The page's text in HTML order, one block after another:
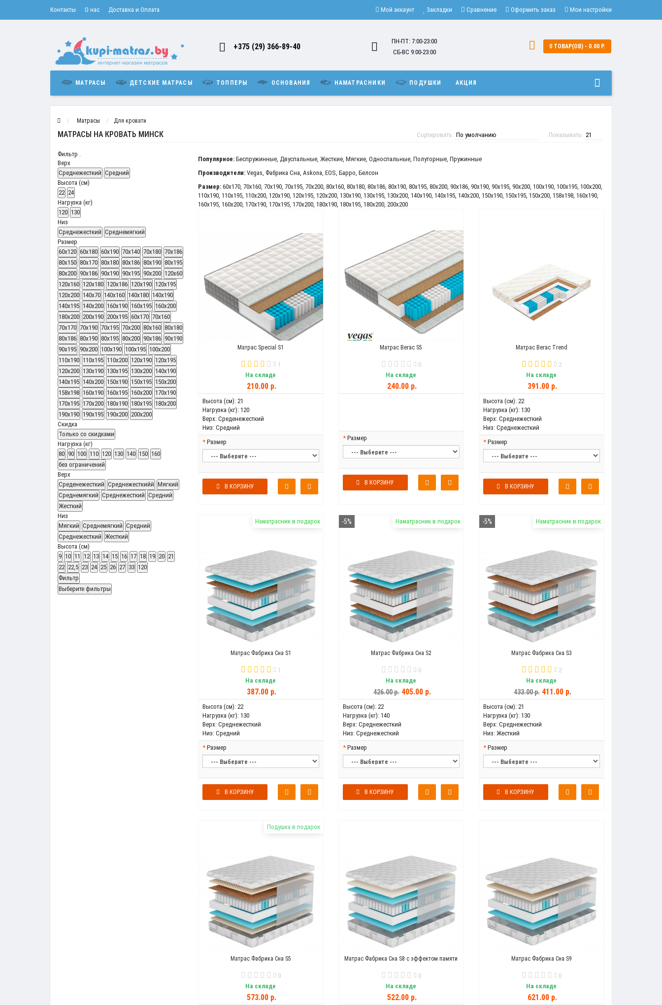
Контакты О нас Доставка и Оплата Мой аккаунт Закладки Сравнение Оформить заказ Мои настройки
+375 (29) 366-89-40
ПН-ПТ: 7:00-23:00
СБ-ВС 9:00-23:00
0 ТОВАР(ОВ) - 0.00 Р.
МАТРАСЫ ДЕТСКИЕ МАТРАСЫ ТОППЕРЫ ОСНОВАНИЯ НАМАТРАСНИКИ ПОДУШКИ АКЦИЯ
Матрасы Для кровати
МАТРАСЫ НА КРОВАТЬ МИНСК Показывать:
Сортировать:
Фильтр
Верх
Среднежесткий Средний
Высота (см)
22 24
Нагрузка (кг)
120 130
Низ
Среднежесткий Среднемягкий
Размер
60x120 60x180 60x190 70x140 70x180 70x186
80x150 80x170 80х180 80х186 80х190 80х195
80х200 90х186 90х190 90х195 90х200 120x60
120x160 120x180 120x186 120х190 120х195
120х200 140x70 140x160 140x180 140х190
140х195 140х200 160х190 160х195 160х200
180х200 200x190 200x195 60x170 70x160
70x170 70x190 70x195 70x200 80x160 80x180
80x186 80x190 80x195 80x200 90x186 90x190
90x195 90x200 100x190 100x195 100x200
110x190 110x195 110x200 120x190 120x195
120x200 130x190 130x195 130x200 140x190
140x195 140x200 150x190 150x195 150x200
158x198 160x190 160x195 160x200 170x190
170x195 170x200 180x190 180x195 180x200
190x190 190x195 190x200 200x200
Скидка
Только со cкидками
Нагрузка (кг)
80 90 100 110 120 130 140 150 160
без ограничений
Верх
Среденежесткий Среднежесткийй Мягкий
Среднемягкий Среднежесткий Средний
Жесткий
Низ
Мягкий Среднемягкий Средний
Среднежесткий Жесткий
Высота (см)
9 10 11 12 13 14 15 16 17 18 19 20 21
22 22,5 23 24 25 26 27 33 120
Фильтр
Выберите фильтры
Популярное: Беспружинные, Двуспальные, Жесткие, Мягкие, Односпальные, Полуторные, Пружинные
Производители: Vegas, Фабрика Сна, Askona, EOS, Барро, Белсон
Размер: 60x170, 70x160, 70x190, 70x195, 70x200, 80x160, 80x180, 80x186, 80x190, 80x195, 80x200, 90x186, 90x190, 90x195, 90x200, 100x190, 100x195, 100x200,
110x190, 110x195, 110x200, 120x190, 120x195, 120x200, 130x190, 130x195, 130x200, 140x190, 140x195, 140x200, 150x190, 150x195, 150x200, 158x198, 160x190,
160x195, 160x200, 170x190, 170x195, 170x200, 180x190, 180x195, 180x200, 200x200
Матрас Special S1
1
На складе
210.00 р.
Высота (см): 21
Нагрузка (кг): 120
Верх: Среденежесткий
Низ: Средний
Размер
В КОРЗИНУ
Матрас Вегас S5
0
На складе
240.00 р.
Размер
В КОРЗИНУ
Матрас Вегас Trend
2
На складе
391.00 р.
Высота (см): 22
Нагрузка (кг): 130
Верх: Среднежесткий
Низ: Среднежесткий
Размер
В КОРЗИНУ
Наматрасник в подарок
Матрас Фабрика Сна S1
1
На складе
387.00 р.
Высота (см): 22
Нагрузка (кг): 130
Верх: Среднежесткий
Низ: Средний
Размер
В КОРЗИНУ
Наматрасник в подарок
-5%
Матрас Фабрика Сна S2
0
На складе
426.00 р. 405.00 р.
Высота (см): 22
Нагрузка (кг): 140
Верх: Среднежесткий
Низ: Среднежесткий
Размер
В КОРЗИНУ
Наматрасник в подарок
-5%
Матрас Фабрика Сна S3
2
На складе
433.00 р. 411.00 р.
Высота (см): 21
Нагрузка (кг): 130
Верх: Среднежесткий
Низ: Жесткий
Размер
В КОРЗИНУ
Подушка в подарок
Матрас Фабрика Сна S5
0
На складе
573.00 р.
Матрас Фабрика Сна S8 с эффектом памяти
0
На складе
522.00 р.
Матрас Фабрика Сна S9
0
На складе
621.00 р.